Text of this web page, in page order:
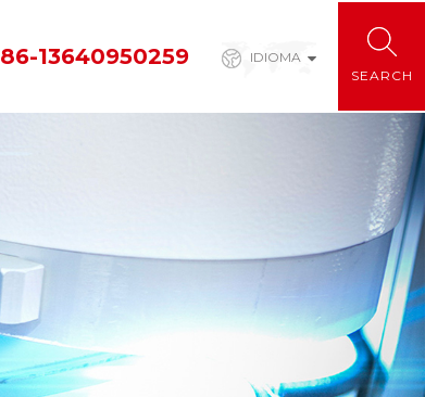
IDIOMA
86-13640950259